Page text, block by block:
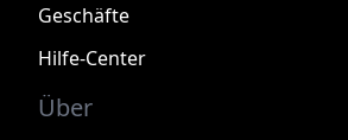
Geschäfte
Hilfe-Center
Über